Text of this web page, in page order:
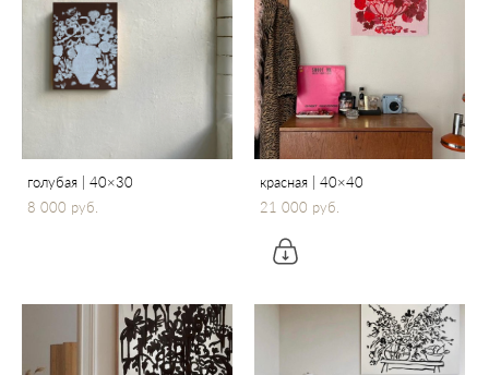
голубая | 40×30
8 000 pуб.
красная | 40×40
21 000 pуб.